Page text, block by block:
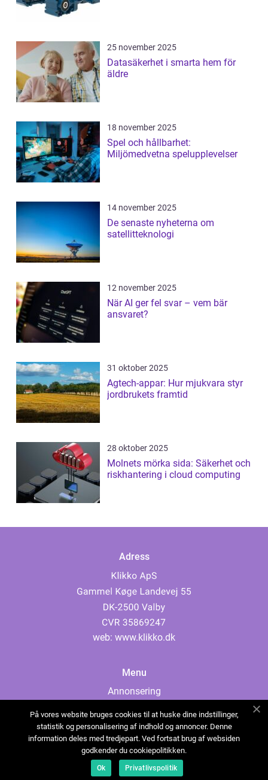
25 november 2025
Datasäkerhet i smarta hem för
äldre
18 november 2025
Spel och hållbarhet:
Miljömedvetna spelupplevelser
14 november 2025
De senaste nyheterna om
satellitteknologi
12 november 2025
När AI ger fel svar – vem bär
ansvaret?
31 oktober 2025
Agtech-appar: Hur mjukvara styr
jordbrukets framtid
28 oktober 2025
Molnets mörka sida: Säkerhet och
riskhantering i cloud computing
Adress
web: www.klikko.dk
Menu
Annonsering
Cookies
Kontakta oss
Sitemap
På vores website bruges cookies til at huske dine indstillinger,
statistik og personalisering af indhold og annoncer. Denne
information deles med tredjepart. Ved fortsat brug af websiden
godkender du cookiepolitikken.
Ok Privatlivspolitik